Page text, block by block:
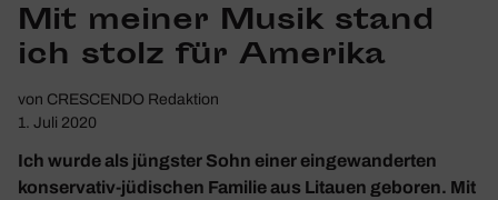
Mit meiner Musik stand
ich stolz für Amerika
von CRESCENDO Redaktion
1. Juli 2020
Ich wurde als jüngster Sohn einer eingewanderten
konservativ-jüdischen Familie aus Litauen geboren. Mit